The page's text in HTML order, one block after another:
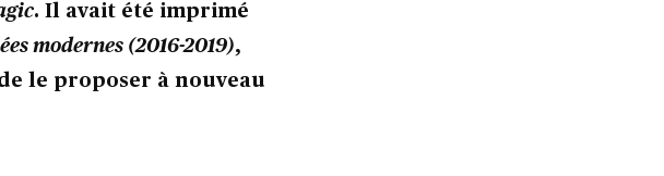
. Il avait été imprimé
modernes (2016-2019),
le proposer à nouveau